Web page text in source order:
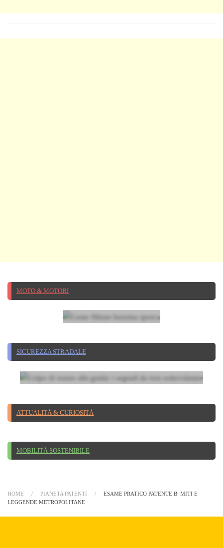
MOTO & MOTORI
benzina
sporca
SICUREZZA STRADALE
29 LUGLIO 2026
Colpo di sonno alla guida: i
segnali da non sottovalutare
ATTUALITÀ & CURIOSITÀ
MOBILITÀ SOSTENIBILE
HOME PIANETA PATENTI
ESAME PRATICO PATENTE B: MITI E
LEGGENDE METROPOLITANE